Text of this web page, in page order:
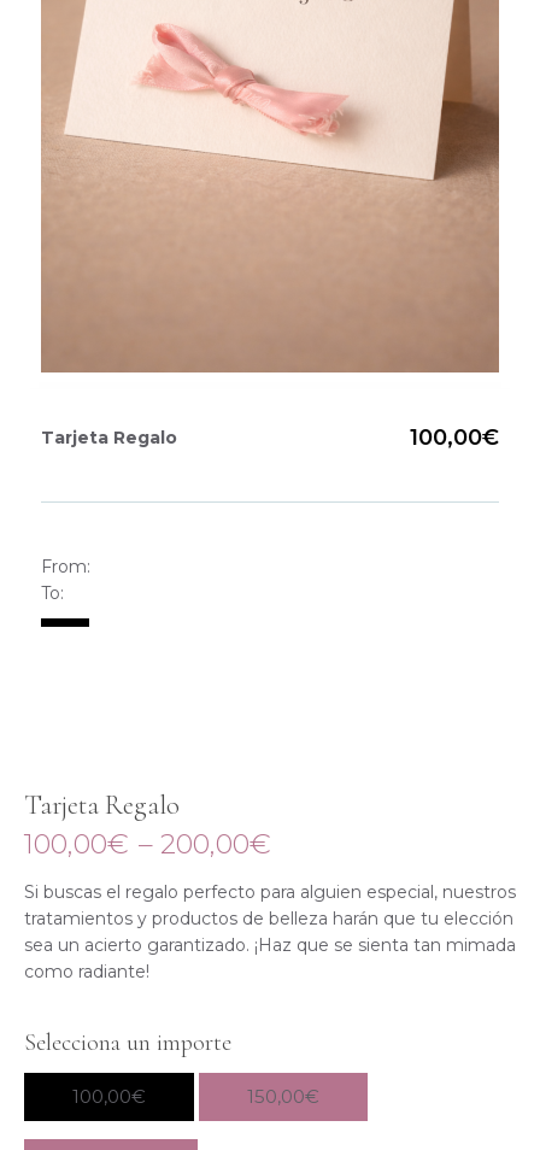
Tarjeta Regalo 100,00€
From:
To:
Tarjeta Regalo
100,00€ – 200,00€
Si buscas el regalo perfecto para alguien especial, nuestros
tratamientos y productos de belleza harán que tu elección
sea un acierto garantizado. ¡Haz que se sienta tan mimada
como radiante!
Selecciona un importe
100,00€ 150,00€